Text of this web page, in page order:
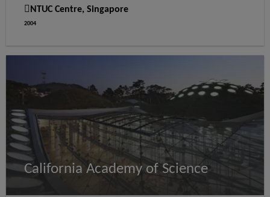
WEATHER SEALING
NTUC Centre, Singapore
2004
California Academy of Science